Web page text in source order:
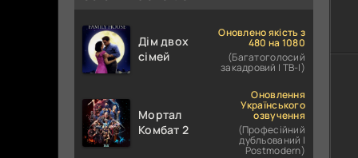
Дім двох
сімей
Оновлено якість з
480 на 1080
(Багатоголосий
закадровий | ТВ-І)
Мортал
Комбат 2
Оновлення
Українського
озвучення
(Професійний
дубльований |
Postmodern)